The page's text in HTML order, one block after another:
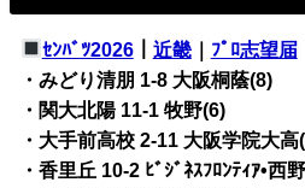
ｾﾝﾊﾞﾂ2026｜ 近畿｜ ﾌﾟﾛ志望届
・みどり清朋 1-8 大阪桐蔭(8)
・関大北陽 11-1 牧野(6)
・大手前高校 2-11 大阪学院大高
・香里丘 10-2 ﾋﾞｼﾞﾈｽﾌﾛﾝﾃｨｱ•西